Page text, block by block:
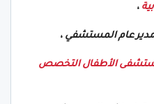
،
مدير عام المستشفي ،
الأطفال التخصص